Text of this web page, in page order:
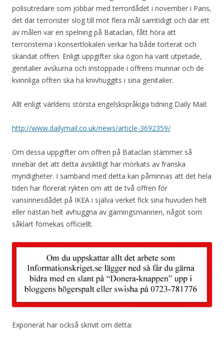
polisutredare som jobbar med terrordådet i november i Paris,
det där terrorister slog till mot flera mål samtidigt och där ett
av målen var en spelning på Bataclan, fått höra att
terroristerna i konsertlokalen verkar ha både torterat och
skändat offren. Enligt uppgifter ska ögon ha varit utpetade,
genitalier avskurna och instoppade i offrens munnar och de
kvinnliga offren ska ha knivhuggits i sina genitalier.
Allt enligt världens största engelskspråkiga tidning Daily Mail:
http://www.dailymail.co.uk/news/article-3692359/
Om dessa uppgifter om offren på Bataclan stämmer så
innebär det att detta avsiktligt har mörkats av franska
myndigheter. I samband med detta kan påminnas att det hela
tiden har florerat rykten om att de två offren för
vansinnesdådet på IKEA i själva verket fick sina huvuden helt
eller nästan helt avhuggna av gärningsmannen, något som
såklart förnekas officiellt.
Exponerat har också skrivit om detta: